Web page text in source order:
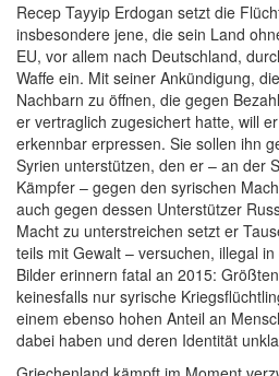
Recep Tayyip Erdogan setzt die
insbesondere jene, die sein Land
EU, vor allem nach Deutschland,
Waffe ein. Mit seiner Ankündigung,
Nachbarn zu öffnen, die gegen
er vertraglich zugesichert hatte, will
erkennbar erpressen. Sie sollen ihn
Syrien unterstützen, den er – an der
Kämpfer – gegen den syrischen
auch gegen dessen Unterstützer
Macht zu unterstreichen setzt er
teils mit Gewalt – versuchen, illegal
Bilder erinnern fatal an 2015:
keinesfalls nur syrische
einem ebenso hohen Anteil an
dabei haben und deren Identität